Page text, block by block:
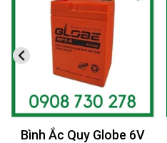
Bình Ắc Quy Globe 6V